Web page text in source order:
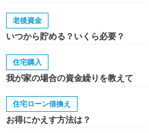
老後資金
いつから貯める？いくら必要？
住宅購入
我が家の場合の資金繰りを教えて
住宅ローン借換え
お得にかえす方法は？